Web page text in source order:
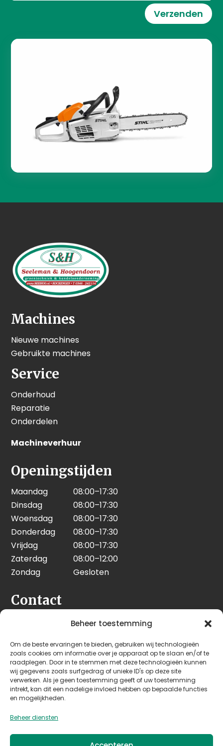
Beheer toestemming
Om de beste ervaringen te bieden, gebruiken wij technologieën
zoals cookies om informatie over je apparaat op te slaan en/of te
raadplegen. Door in te stemmen met deze technologieën kunnen
wij gegevens zoals surfgedrag of unieke ID's op deze site
verwerken. Als je geen toestemming geeft of uw toestemming
intrekt, kan dit een nadelige invloed hebben op bepaalde functies
en mogelijkheden.
Beheer diensten
Verzenden
Machines
Nieuwe machines
Gebruikte machines
Service
Onderhoud
Reparatie
Onderdelen
Machineverhuur
Openingstijden
Maandag
08:00–17:30
Dinsdag
08:00–17:30
Woensdag
08:00–17:30
Donderdag
08:00–17:30
Vrijdag
08:00–17:30
Zaterdag
08:00–12:00
Zondag
Gesloten
Contact
Seeleman & Hoogendoorn
3628 GD Kockengen
Nederland
+31 (0)346 242 114
info@seehoo.nl